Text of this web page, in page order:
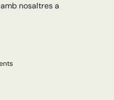
nosaltres a